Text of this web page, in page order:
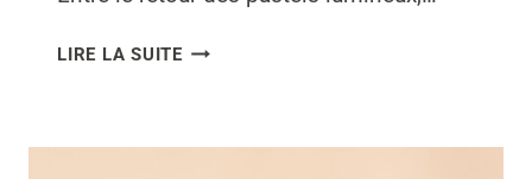
LIRE LA SUITEQUELLES